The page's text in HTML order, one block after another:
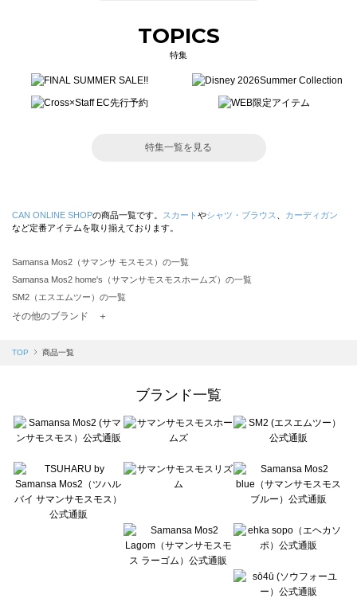
TOPICS
特集
特集一覧を見る
CAN ONLINE SHOPの商品一覧です。 スカート やシャツ・ブラウス
カーディガン
など定番アイテムを取り揃えております。
Samansa Mos2（サマンサ モスモス）の一覧
Samansa Mos2 home's（サマンサモスモスホームズ）の一覧
SM2（エスエムツー）の一覧
TSUHARU by Samansa Mos2（ツハルバイサマンサモスモス）の一覧
Samansa Mos2 blue（サマンサモスモス ブルー）の一覧
Te chichi（テチチ）の一覧
Te chichi CLASSIC（テチチ クラシック）の一覧
Lugnoncure（ルノンキュール）の一覧
BETTY'S BLUE（べティーズブルー）の一覧
Wpc.（ワールドパーティー）の一覧
その他のブランド ＋
TOP 商品一覧
ブランド一覧